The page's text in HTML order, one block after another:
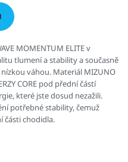
MOMENTUM ELITE v
tlumení a stability a současně
váhou. Materiál MIZUNO
CORE pod přední částí
které jste dosud nezažili.
potřebné stability, čemuž
části chodidla.